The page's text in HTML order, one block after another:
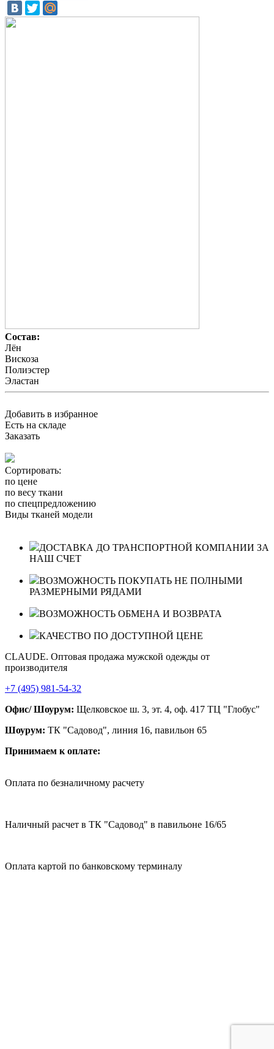
Состав:
Лён
Вискоза
Полиэстер
Эластан
Добавить в избранное
Есть на складе
Заказать
Сортировать:
по цене
по весу ткани
по спецпредложению
Виды тканей модели
ДОСТАВКА ДО ТРАНСПОРТНОЙ КОМПАНИИ ЗА
НАШ СЧЕТ
ВОЗМОЖНОСТЬ ПОКУПАТЬ НЕ ПОЛНЫМИ
РАЗМЕРНЫМИ РЯДАМИ
ВОЗМОЖНОСТЬ ОБМЕНА И ВОЗВРАТА
КАЧЕСТВО ПО ДОСТУПНОЙ ЦЕНЕ
CLAUDE. Оптовая продажа мужской одежды от
производителя
+7 (495) 981-54-32
Офис/ Шоурум: Щелковское ш. 3, эт. 4, оф. 417 ТЦ "Глобус"
Шоурум: ТК "Садовод", линия 16, павильон 65
Принимаем к оплате:
Оплата по безналичному расчету
Наличный расчет в ТК "Садовод" в павильоне 16/65
Оплата картой по банковскому терминалу